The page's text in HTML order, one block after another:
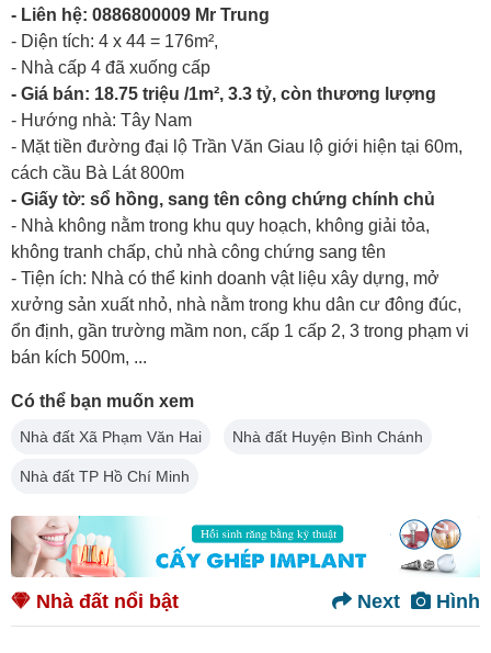
- Liên hệ: 0886800009 Mr Trung
- Diện tích: 4 x 44 = 176m²,
- Nhà cấp 4 đã xuống cấp
- Giá bán: 18.75 triệu /1m², 3.3 tỷ, còn thương lượng
- Hướng nhà: Tây Nam
- Mặt tiền đường đại lộ Trần Văn Giau lộ giới hiện tại 60m,
cách cầu Bà Lát 800m
- Giấy tờ: sổ hồng, sang tên công chứng chính chủ
- Nhà không nằm trong khu quy hoạch, không giải tỏa,
không tranh chấp, chủ nhà công chứng sang tên
- Tiện ích: Nhà có thể kinh doanh vật liệu xây dựng, mở
xưởng sản xuất nhỏ, nhà nằm trong khu dân cư đông đúc,
ổn định, gần trường mầm non, cấp 1 cấp 2, 3 trong phạm vi
bán kích 500m, ...
Có thể bạn muốn xem
Nhà đất Xã Phạm Văn Hai Nhà đất Huyện Bình Chánh
Nhà đất TP Hồ Chí Minh
Nhà đất nổi bật Hình
Next